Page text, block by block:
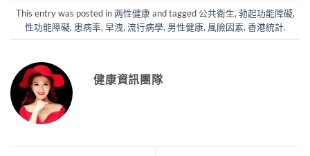
This entry was posted in两性健康and tagged 公共衛生, 勃起功能障礙,
性功能障礙, 患病率, 早洩, 流行病學, 男性健康, 風險因素, 香港統計.
健康資訊團隊